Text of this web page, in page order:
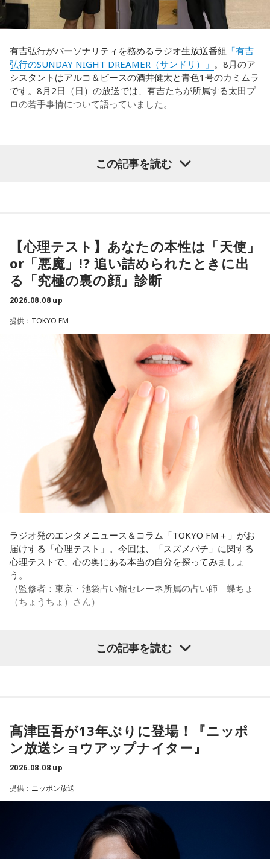
んをお迎えして春からの新生活について伺います。
■パーソナリティ:浜島直子
■ゲスト：小錦八十吉&千絵、遊助、田丸麻紀
この番組をラジコで聴く
ココロトリコイズミ in エコールいずみ』 14時～17
リデースペシャルということで、スタジオを飛び出して和泉
市「エコールいずみ」にてライブゲストを迎えた公開生放送
イベントを開催します。
■ゲスト:小野リサ、加藤登紀子
この番組をラジコで聴く
FM802 『FM802 HOLIDAY SPECIAL ECC
presents HOT OVERSEAS』 11時～15時
洋楽のヒット曲を中心にお届けする4時間のホリデースペシャ
ル！ 海外アーティストやONE OK ROCKなど海外でも活躍す
る日本人アーティストへのインタビューもありますよ。洋楽
についてのトリビアもご紹介します。
■パーソナリティ:大抜卓人
■ゲスト:Clean Bandit、ONE OK ROCK、Shawn Mendes、
Travis
この番組をラジコで聴く
輩」であるリスナーからアドバイスを提供、情報交換してい
きます。また、メッセージをくれたリスナーには抽選で豪華
■パーソナリティ:谷口キヨコ
この番組をラジコで聴く
いうと、自分たちが変えたら相手がまた変えてくる、それに
対してまた変えていかなきゃならない。ベンチでその都度
に対して変化しなきゃいけない。「こういうやり方をしま
す」「だったらこう対応します」と。
そうすると、対応された側がまた変えてくるんですよ、それ
も試合中に。ですから、ベンチからでも戦術や戦略はある程
ブラジル戦のときも「守ろう」という気持ちはなくても、ブ
だ、これは日本だけではなく、アルゼンチンと対戦したイン
グランドもそういう展開になったんですよ。サッカーってそ
ういうスポーツなんですよね。
つまり、ベンチから何か言っても（すぐに戦術を）変えられ
るほど簡単なスポーツではないんです。なぜならば、相手が
それに対してまた変化をしてくるから。だから“個”の力を高め
て、時間をつくれる選手が重要になってくるということです
◆世界で戦うために必要な“個”の力
藤木：今回、日本代表はケガ人が続出しましたが、それでも
あの戦いができたというのは、選手層も相当厚くなったとい
うことでしょうか？
福田：そうですね。選手層は厚くなっているし、森保監督の
「誰が出ても同じような戦いができる準備をしてきた」とい
う言葉がその通りであることを、グループステージで証明で
きていたと思います。でも、そこから上に行くためには、や
っぱり“個の力”が必要だったかなと感じています。
世界で見ても、日本だけでなく主力の選手がケガする国は
多々あって、それでも勝ち上がっていく力が必要なのがW杯
なんです。そういう意味では、確かに選手層は厚くなったけ
れども、さらに“個”の力を高めながら、選手層をもっと厚くし
なきゃいけない。ベスト16・ベスト8に進む国と比べたとき
に、そこまでの選手層だったのかというと、まだまだ厚くし
ていかないとダメなのではないか、ということなんだと思い
ただ、あれだけケガ人が出て、誰が出ても同じようなサッカ
（左から）福田正博さん、藤木直人、高見侑里
＜番組概要＞
番組名：SPORTS BEAT supported by TOYOTA
放送日時：毎週土曜 10:00～10:50
パーソナリティ：藤木直人、高見侑里
番組Webサイト：
https://www.tfm.co.jp/beat/
有吉弘行がパーソナリティを務めるラジオ生放送番組 「有吉
弘行のSUNDAY NIGHT DREAMER（サンドリ）」 。8月のア
シスタントはアルコ＆ピースの酒井健太と青色1号のカミムラ
です。8月2日（日）の放送では、有吉たちが所属する太田プ
ロの若手事情について語っていました。
とがあると切り出し、「賞レースで結果を残していないコン
ビ、（芸歴18年目の）ぐりんぴーすがよく愚痴をこぼしてい
るのは、最近の後輩は挨拶をしてくれないんだって（笑）」
と暴露します。
有吉自身は、今では後輩から挨拶されないことがまったくな
いため分からないと前置きしつつ、「ぐりんぴーすがそう言
っていたから……その辺はどう？ 風紀が乱れているかどうか」
と質問します。
これに対して、カミムラは「ぐりんぴーすさんが言っている
のは、1～2年目の芸人の子たちだと思うんですけど……たぶ
ん、その子たちは本当に挨拶していないと思います」と苦笑
い。有吉が「なんでなの？」と尋ねると、カミムラは「こん
なことを言うのもあれですけど、（ぐりんぴーすさんが）ど
ういう先輩か分かっていないんだと思います」と正直に語り
ます。
それを受け、有吉は「でもさ、この世界に入ったら俺だって
（若手の頃は）誰か分からない人にも一応挨拶するじゃな
い？ 何があるか分からないからさ」と持論を語ります。その
間は時代的に増えていますね」とリアルな実情を明かしま
す。
また、有吉は「吉本（興業）は縦がちゃんとしているじゃ
ん。それは養成所でもそういう教えがあるんだろうし、先輩
からも受け継がれるからだと思うんだよね」と他事務所と比
番組Webサイト： https://jfn-pods.com/program/27400
音声コンテンツプラットフォーム「JFN Pods」ではスペシャ
ル音声も配信中！
この記事を読む
【心理テスト】あなたの本性は「天使」
or「悪魔」!? 追い詰められたときに出
る「究極の裏の顔」診断
2026.08.08 up
提供：TOKYO FM
ラジオ発のエンタメニュース＆コラム「TOKYO FM＋」がお
届けする「心理テスト」。今回は、「スズメバチ」に関する
心理テストで、心の奥にある本当の自分を探ってみましょ
う。
（監修者：東京・池袋占い館セレーネ所属の占い師 蝶ちょ
（ちょうちょ）さん）
ふと見ると、あなたは無我夢中で、あるものを握りしめてい
ました。
それは何でしたか？次の中から近いものを1つ選んでくださ
1． 鳩のぬいぐるみ
2． パスポートなどの身分証
3． 買ったばかりの乾電池
この記事を読む
髙津臣吾が13年ぶりに登場！『ニッポ
ン放送ショウアップナイター』
2026.08.08 up
提供：ニッポン放送